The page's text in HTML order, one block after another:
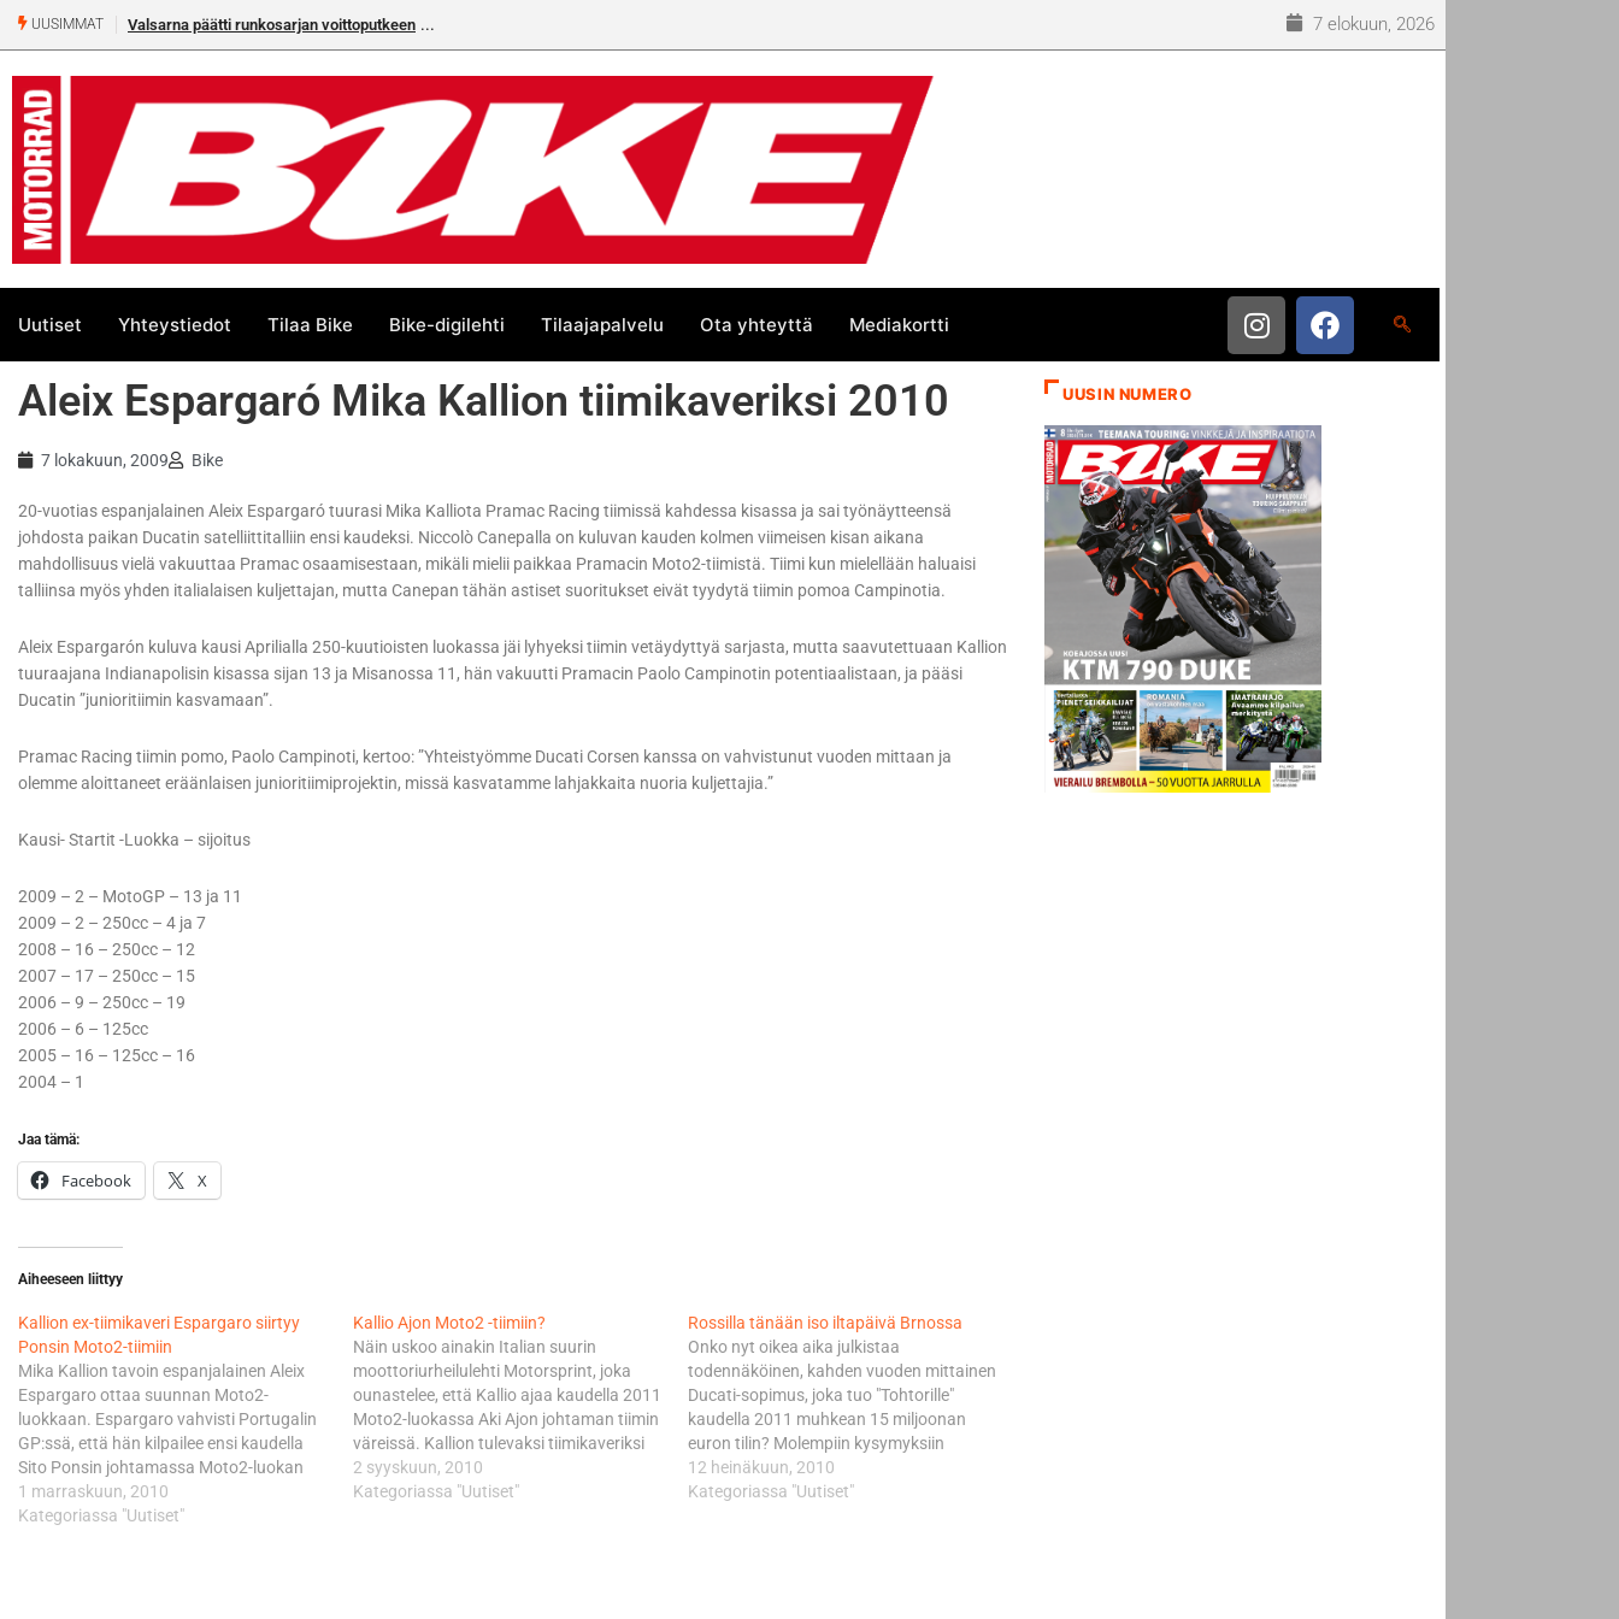
UUSIMMAT Valsarna päätti runkosarjan voittoputkeen 7 elokuun, 2026
Uutiset Yhteystiedot Tilaa Bike Bike-digilehti Tilaajapalvelu Ota yhteyttä Mediakortti
Aleix Espargaró Mika Kallion tiimikaveriksi 2010
7 lokakuun, 2009 Bike
20-vuotias espanjalainen Aleix Espargaró tuurasi Mika Kalliota Pramac Racing tiimissä kahdessa kisassa ja sai työnäytteensä
johdosta paikan Ducatin satelliittitalliin ensi kaudeksi. Niccolò Canepalla on kuluvan kauden kolmen viimeisen kisan aikana
mahdollisuus vielä vakuuttaa Pramac osaamisestaan, mikäli mielii paikkaa Pramacin Moto2-tiimistä. Tiimi kun mielellään haluaisi
talliinsa myös yhden italialaisen kuljettajan, mutta Canepan tähän astiset suoritukset eivät tyydytä tiimin pomoa Campinotia.
Aleix Espargarón kuluva kausi Aprilialla 250-kuutioisten luokassa jäi lyhyeksi tiimin vetäydyttyä sarjasta, mutta saavutettuaan Kallion
tuuraajana Indianapolisin kisassa sijan 13 ja Misanossa 11, hän vakuutti Pramacin Paolo Campinotin potentiaalistaan, ja pääsi
Ducatin ”junioritiimin kasvamaan”.
Pramac Racing tiimin pomo, Paolo Campinoti, kertoo: ”Yhteistyömme Ducati Corsen kanssa on vahvistunut vuoden mittaan ja
olemme aloittaneet eräänlaisen junioritiimiprojektin, missä kasvatamme lahjakkaita nuoria kuljettajia.”
Kausi- Startit -Luokka – sijoitus
2009 – 2 – MotoGP – 13 ja 11
2009 – 2 – 250cc – 4 ja 7
2008 – 16 – 250cc – 12
2007 – 17 – 250cc – 15
2006 – 9 – 250cc – 19
2006 – 6 – 125cc
2005 – 16 – 125cc – 16
2004 – 1
Jaa tämä:
Facebook X
Aiheeseen liittyy
Kallion ex-tiimikaveri Espargaro siirtyy
Ponsin Moto2-tiimiin
Mika Kallion tavoin espanjalainen Aleix
Espargaro ottaa suunnan Moto2-
luokkaan. Espargaro vahvisti Portugalin
GP:ssä, että hän kilpailee ensi kaudella
Sito Ponsin johtamassa Moto2-luokan
tiimissä, joka on kiertänyt ratoja tähän
mennessä Kalex-pyörillä Sergio Gadea ja
1 marraskuun, 2010
Kategoriassa "Uutiset"
Kallio Ajon Moto2 -tiimiin?
Näin uskoo ainakin Italian suurin
moottoriurheilulehti Motorsprint, joka
ounastelee, että Kallio ajaa kaudella 2011
Moto2-luokassa Aki Ajon johtaman tiimin
väreissä. Kallion tulevaksi tiimikaveriksi
Motorspint tyrkyttää Ajon riveissä
kuluvalla kaudella 125-kuutioisten
2 syyskuun, 2010
Kategoriassa "Uutiset"
Rossilla tänään iso iltapäivä Brnossa
Onko nyt oikea aika julkistaa
todennäköinen, kahden vuoden mittainen
Ducati-sopimus, joka tuo "Tohtorille"
kaudella 2011 muhkean 15 miljoonan
euron tilin? Molempiin kysymyksiin
odotetaan tänään ahnaasti vastauksia
Brnon radalla Tshekissä, jossa Rossin
12 heinäkuun, 2010
Kategoriassa "Uutiset"
UUSIN NUMERO